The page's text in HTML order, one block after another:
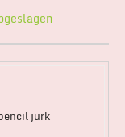
jurk